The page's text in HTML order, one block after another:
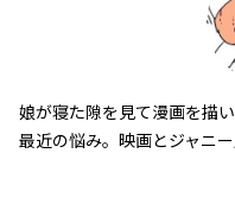
娘が寝た隙を見て漫画を描
最近の悩み。映画とジャニー